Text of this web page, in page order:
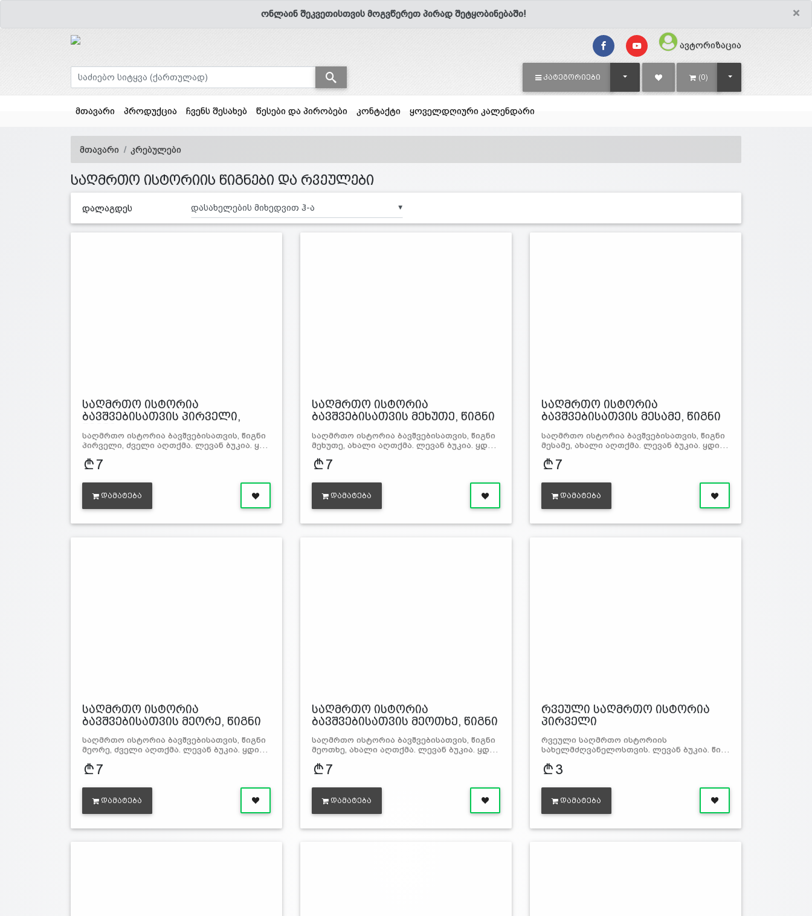
×
ონლაინ შეკვეთისთვის მოგვწერეთ პირად შეტყობინებაში!
ავტორიზაცია
ᲙᲐᲢᲔᲒᲝᲠᲘᲔᲑᲘ TOGGLE DROPDOWN(0) TOGGLE DROPDOWN
მთავარი პროდუქცია ჩვენს შესახებ წესები და პირობები კონტაქტი ყოველდღიური კალენდარი
მთავარი კრებულები
საღმრთო ისტორიის წიგნები და რვეულები
დალაგდეს ▼
საღმრთო ისტორია
ბავშვებისათვის პირველი,
საღმრთო ისტორია ბავშვებისათვის, წიგნი
პირველი, ძველი აღთქმა. ლევან ბუკია. ყ…
7
ᲓᲐᲛᲐᲢᲔᲑᲐ
საღმრთო ისტორია
ბავშვებისათვის მეხუთე, წიგნი
საღმრთო ისტორია ბავშვებისათვის, წიგნი
მეხუთე, ახალი აღთქმა. ლევან ბუკია. ყდ…
7
ᲓᲐᲛᲐᲢᲔᲑᲐ
საღმრთო ისტორია
ბავშვებისათვის მესამე, წიგნი
საღმრთო ისტორია ბავშვებისათვის, წიგნი
მესამე, ახალი აღთქმა. ლევან ბუკია. ყდი…
7
ᲓᲐᲛᲐᲢᲔᲑᲐ
საღმრთო ისტორია
ბავშვებისათვის მეორე, წიგნი
საღმრთო ისტორია ბავშვებისათვის, წიგნი
მეორე, ძველი აღთქმა. ლევან ბუკია. ყდი…
7
ᲓᲐᲛᲐᲢᲔᲑᲐ
საღმრთო ისტორია
ბავშვებისათვის მეოთხე, წიგნი
საღმრთო ისტორია ბავშვებისათვის, წიგნი
მეოთხე, ახალი აღთქმა. ლევან ბუკია. ყდ…
7
ᲓᲐᲛᲐᲢᲔᲑᲐ
რვეული საღმრთო ისტორია
პირველი
რვეული საღმრთო ისტორიის
სახელმძღვანელოსთვის. ლევან ბუკია. წი…
3
ᲓᲐᲛᲐᲢᲔᲑᲐ